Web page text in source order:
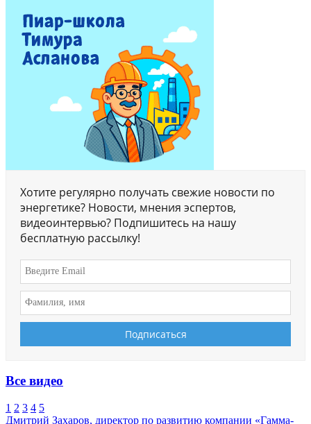
Хотите регулярно получать свежие новости по
энергетике? Новости, мнения эспертов,
видеоинтервью? Подпишитесь на нашу
бесплатную рассылку!
Все видео
1 2 3 4 5
Дмитрий Захаров, директор по развитию компании «Гамма-